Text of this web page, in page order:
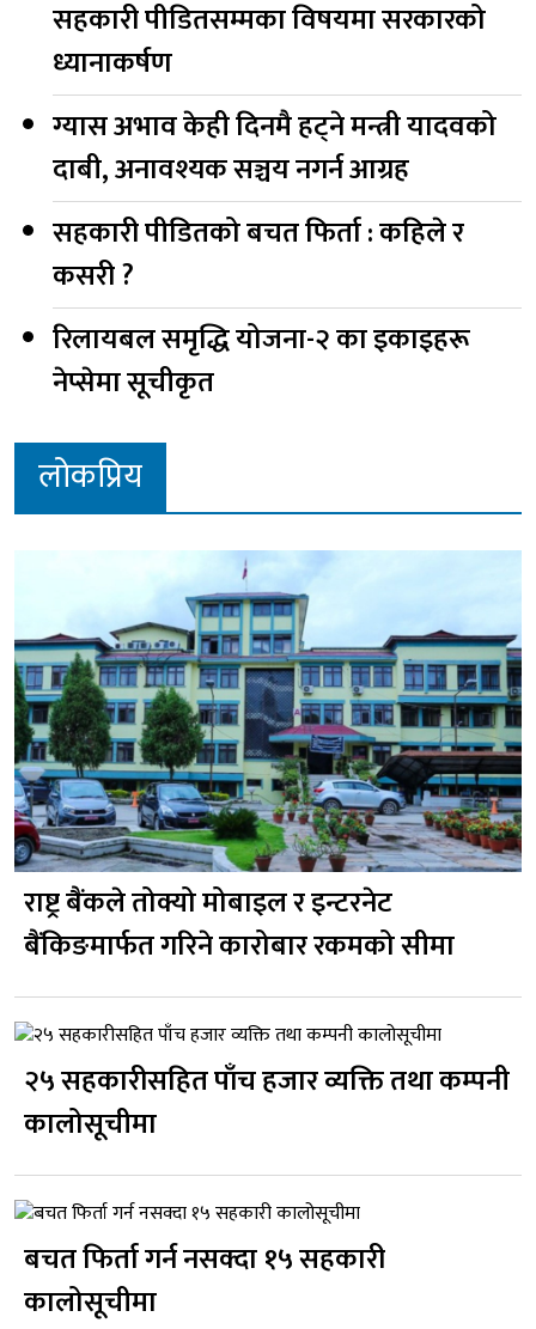
सहकारी पीडितसम्मका विषयमा सरकारको
ध्यानाकर्षण
ग्यास अभाव केही दिनमै हट्ने मन्त्री यादवको
दाबी, अनावश्यक सञ्चय नगर्न आग्रह
सहकारी पीडितको बचत फिर्ता : कहिले र
कसरी ?
रिलायबल समृद्धि योजना-२ का इकाइहरू
नेप्सेमा सूचीकृत
लोकप्रिय
राष्ट्र बैंकले तोक्यो मोबाइल र इन्टरनेट
बैंकिङमार्फत गरिने कारोबार रकमको सीमा
२५ सहकारीसहित पाँच हजार व्यक्ति तथा कम्पनी
कालोसूचीमा
बचत फिर्ता गर्न नसक्दा १५ सहकारी
कालोसूचीमा